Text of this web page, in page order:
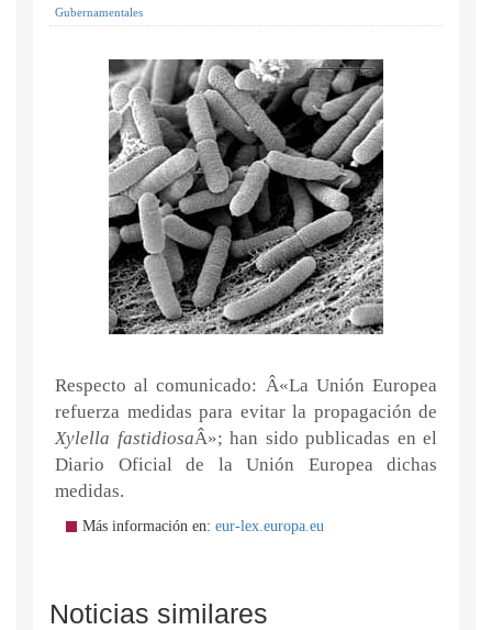
Gubernamentales
Respecto al comunicado: Â«La Unión Europea
refuerza medidas para evitar la propagación de
Xylella fastidiosaÂ»; han sido publicadas en el
Diario Oficial de la Unión Europea dichas
medidas.
Más información en: eur-lex.europa.eu
Noticias similares